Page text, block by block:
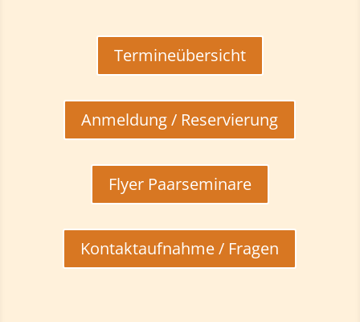
Termineübersicht
Anmeldung / Reservierung
Flyer Paarseminare
Kontaktaufnahme / Fragen